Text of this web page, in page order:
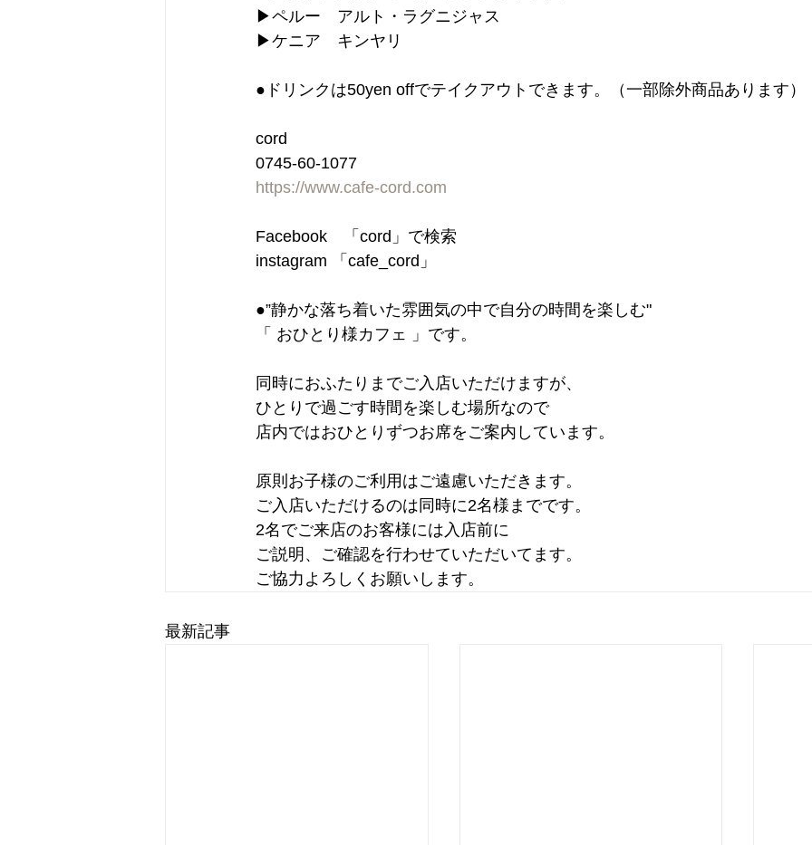
▶︎ペルー　アルト・ラグニジャス
▶︎ケニア　キンヤリ
●ドリンクは50yen offでテイクアウトできます。（一部除外商品あります）
cord
0745-60-1077
https://www.cafe-cord.com
Facebook　「cord」で検索
instagram 「cafe_cord」
●”静かな落ち着いた雰囲気の中で自分の時間を楽しむ"
「 おひとり様カフェ 」です。
同時におふたりまでご入店いただけますが、
ひとりで過ごす時間を楽しむ場所なので
店内ではおひとりずつお席をご案内しています。
原則お子様のご利用はご遠慮いただきます。
ご入店いただけるのは同時に2名様までです。
2名でご来店のお客様には入店前に
ご説明、ご確認を行わせていただいてます。
ご協力よろしくお願いします。
最新記事